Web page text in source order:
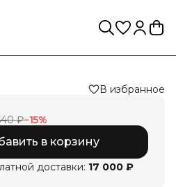
В избранное
₽−15%
в корзину
доставки: 17 000 ₽